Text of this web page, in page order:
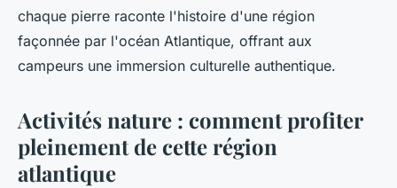
chaque pierre raconte l'histoire d'une région
façonnée par l'océan Atlantique, offrant aux
campeurs une immersion culturelle authentique.
Activités nature : comment profiter
pleinement de cette région
atlantique